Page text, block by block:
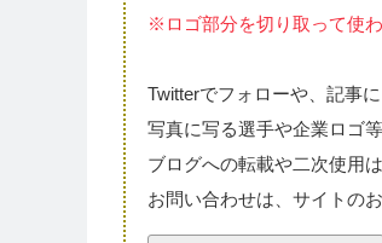
※ロゴ部分を切り取って使わ
Twitterでフォローや、記事
写真に写る選手や企業ロゴ
ブログへの転載や二次使用
お問い合わせは、サイトの